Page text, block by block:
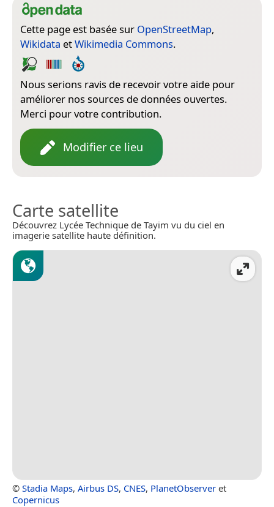
Cette page est basée sur OpenStreetMap,
Wikidata etWikimedia Commons.
Nous serions ravis de recevoir votre aide pour
améliorer nos sources de données ouvertes.
Merci pour votre contribution.
Modifier ce lieu
Carte satellite
Découvrez Lycée Technique de Tayim vu du ciel en
imagerie satellite haute définition.
© Stadia Maps, Airbus DS, CNES, PlanetObserver et
Copernicus